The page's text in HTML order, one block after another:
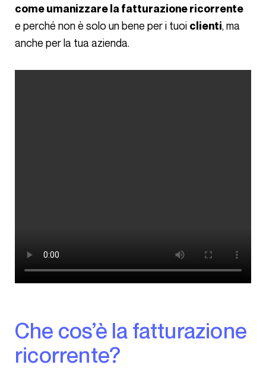
come umanizzare la fatturazione ricorrente
e perché non è solo un bene per i tuoi clienti, ma
anche per la tua azienda.
Che cos’è la fatturazione
ricorrente?